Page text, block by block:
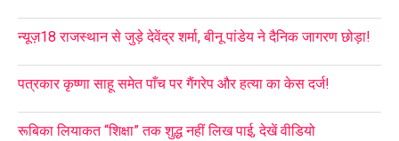
न्यूज़18 राजस्थान से जुड़े देवेंद्र शर्मा, बीनू पांडेय ने दैनिक जागरण छोड़ा!
पत्रकार कृष्णा साहू समेत पाँच पर गैंगरेप और हत्या का केस दर्ज!
रूबिका लियाकत “शिक्षा” तक शुद्ध नहीं लिख पाई, देखें वीडियो